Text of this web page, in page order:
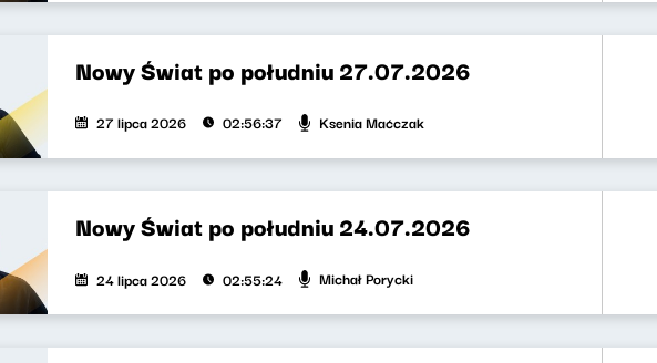
Nowy Świat po południu 27.07.2026
27 lipca 2026 02:56:37 Ksenia Maćczak
Nowy Świat po południu 24.07.2026
24 lipca 2026 02:55:24 Michał Porycki